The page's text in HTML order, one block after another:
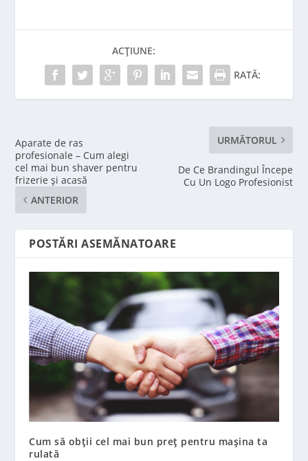
ACȚIUNE:
RATĂ:
Aparate de ras
profesionale – Cum alegi
cel mai bun shaver pentru
frizerie și acasă
ANTERIOR
URMĂTORUL
De Ce Brandingul Începe
Cu Un Logo Profesionist
POSTĂRI ASEMĂNATOARE
Cum să obții cel mai bun preț pentru mașina ta
rulată